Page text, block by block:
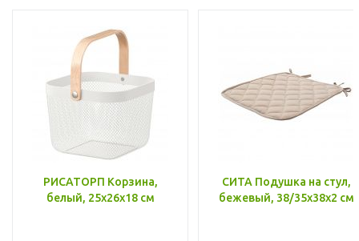
РИСАТОРП Корзина,
белый, 25x26x18 см
СИТА Подушка на стул,
бежевый, 38/35x38x2 см